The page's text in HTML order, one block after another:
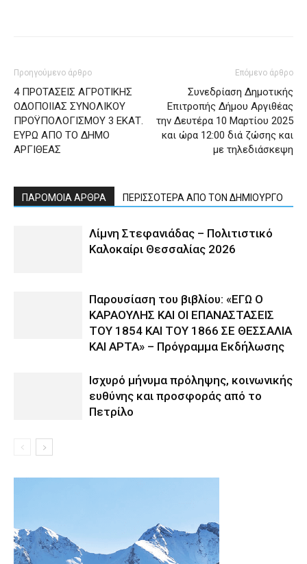
Προηγούμενο άρθρο
4 ΠΡΟΤΑΣΕΙΣ ΑΓΡΟΤΙΚΗΣ
ΟΔΟΠΟΙΙΑΣ ΣΥΝΟΛΙΚΟΥ
ΠΡΟΫΠΟΛΟΓΙΣΜΟΥ 3 ΕΚΑΤ.
ΕΥΡΩ ΑΠΟ ΤΟ ΔΗΜΟ
ΑΡΓΙΘΕΑΣ
Επόμενο άρθρο
Συνεδρίαση Δημοτικής
Επιτροπής Δήμου Αργιθέας
την Δευτέρα 10 Μαρτίου 2025
και ώρα 12:00 διά ζώσης και
με τηλεδιάσκεψη
ΠΑΡΟΜΟΙΑ ΑΡΘΡΑ ΠΕΡΙΣΣΟΤΕΡΑ ΑΠΟ ΤΟΝ ΔΗΜΙΟΥΡΓΟ
Λίμνη Στεφανιάδας – Πολιτιστικό
Καλοκαίρι Θεσσαλίας 2026
Παρουσίαση του βιβλίου: «ΕΓΩ Ο
ΚΑΡΑΟΥΛΗΣ ΚΑΙ ΟΙ ΕΠΑΝΑΣΤΑΣΕΙΣ
ΤΟΥ 1854 ΚΑΙ ΤΟΥ 1866 ΣΕ ΘΕΣΣΑΛΙΑ
ΚΑΙ ΑΡΤΑ» – Πρόγραμμα Εκδήλωσης
Ισχυρό μήνυμα πρόληψης, κοινωνικής
ευθύνης και προσφοράς από το
Πετρίλο